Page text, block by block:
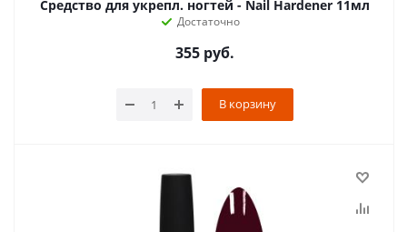
Средство для укрепл. ногтей - Nail Hardener 11мл
Достаточно
355руб.
В корзину